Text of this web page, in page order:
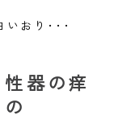
いおり･･･
器の痒